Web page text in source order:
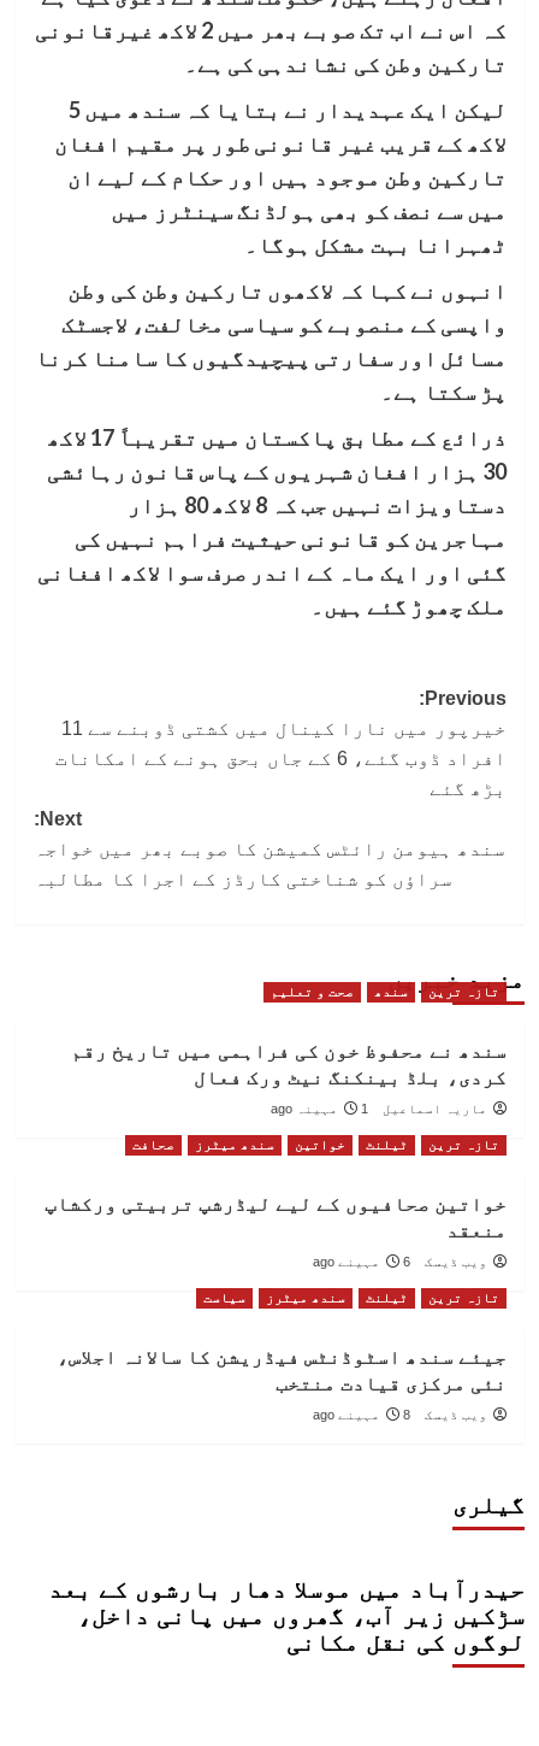
کہ اس نے اب تک صوبے بھر میں 2 لاکھ غیرقانونی
تارکین وطن کی نشاندہی کی ہے۔
لیکن ایک عہدیدار نے بتایا کہ سندھ میں 5
لاکھ کے قریب غیر قانونی طور پر مقیم افغان
تارکین وطن موجود ہیں اور حکام کے لیے ان
میں سے نصف کو بھی ہولڈنگ سینٹرز میں
ٹھہرانا بہت مشکل ہوگا۔
انہوں نے کہا کہ لاکھوں تارکین وطن کی وطن
واپسی کے منصوبے کو سیاسی مخالفت، لاجسٹک
مسائل اور سفارتی پیچیدگیوں کا سامنا کرنا
پڑ سکتا ہے۔
ذرائع کے مطابق پاکستان میں تقریباً 17 لاکھ
30 ہزار افغان شہریوں کے پاس قانون رہائشی
دستاویزات نہیں جب کہ 8 لاکھ 80 ہزار
مہاجرین کو قانونی حیثیت فراہم نہیں کی
گئی اور ایک ماہ کے اندر صرف سوا لاکھ افغانی
ملک چھوڑ گئے ہیں۔
Post
navigation
Previous:
خیرپور میں نارا کینال میں کشتی ڈوبنے سے 11
افراد ڈوب گئے، 6 کے جاں بحق ہونے کے امکانات
بڑھ گئے
Next:
سندھ ہیومن رائٹس کمیشن کا صوبے بھر میں خواجہ
سراؤں کو شناختی کارڈز کے اجرا کا مطالبہ
مزید خبریں
تازہ ترین سندھ صحت و تعلیم
سندھ نے محفوظ خون کی فراہمی میں تاریخ رقم
کردی، بلڈ بینکنگ نیٹ ورک فعال
ماریہ اسماعیل 1 مہینہ ago
تازہ ترین ٹیلنٹ خواتین سندھ میٹرز صحافت
خواتین صحافیوں کے لیے لیڈرشپ تربیتی ورکشاپ
منعقد
ویب ڈیسک 6 مہینے ago
تازہ ترین ٹیلنٹ سندھ میٹرز سیاست
جیئے سندھ اسٹوڈنٹس فیڈریشن کا سالانہ اجلاس،
نئی مرکزی قیادت منتخب
ویب ڈیسک 8 مہینے ago
گیلری
حیدرآباد میں موسلا دھار بارشوں کے بعد
سڑکیں زیر آب، گھروں میں پانی داخل،
لوگوں کی نقل مکانی